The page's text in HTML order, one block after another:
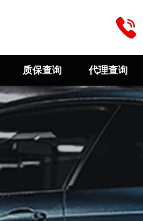
质保查询 代理查询